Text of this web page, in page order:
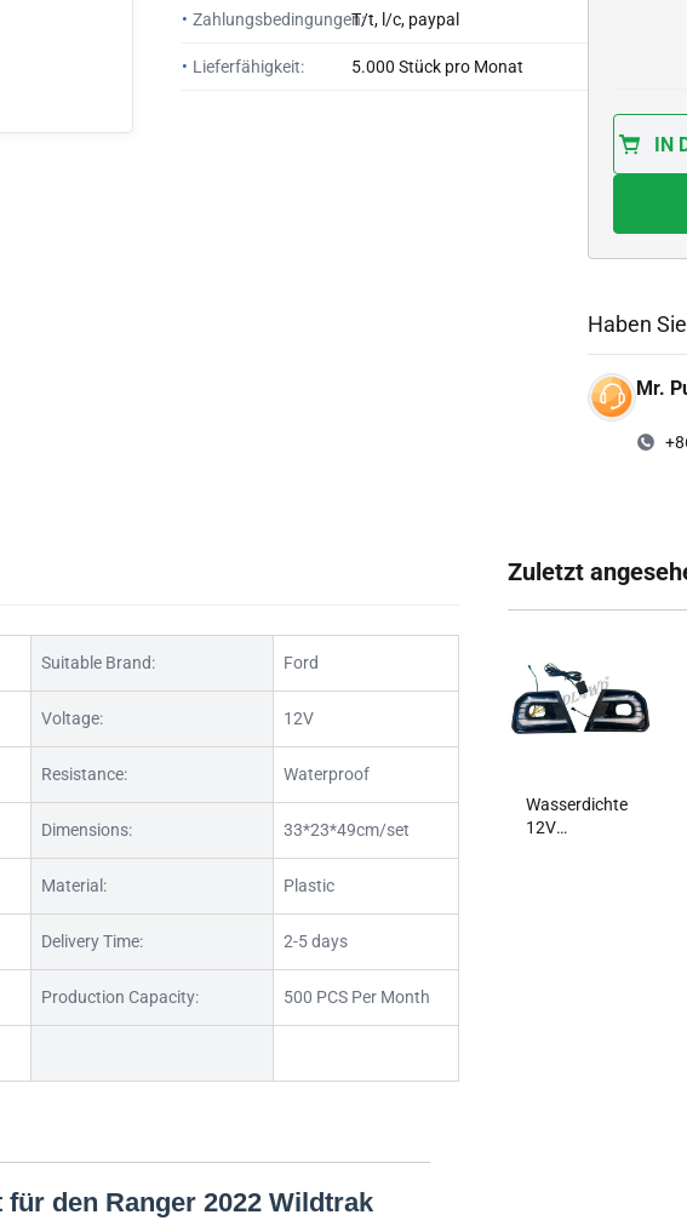
• Zahlungsbedingungen:T/t, l/c, paypal
• Lieferfähigkeit: 5.000 Stück pro Monat
IN
Haben
Mr.
Suitable Brand: Ford
Voltage: 12V
Resistance: Waterproof
Dimensions: 33*23*49cm/set
Material: Plastic
Delivery Time: 2-5 days
Production Capacity: 500 PCS Per Month
den Ranger 2022 Wildtrak
Zuletzt
Wasserdichte
12V